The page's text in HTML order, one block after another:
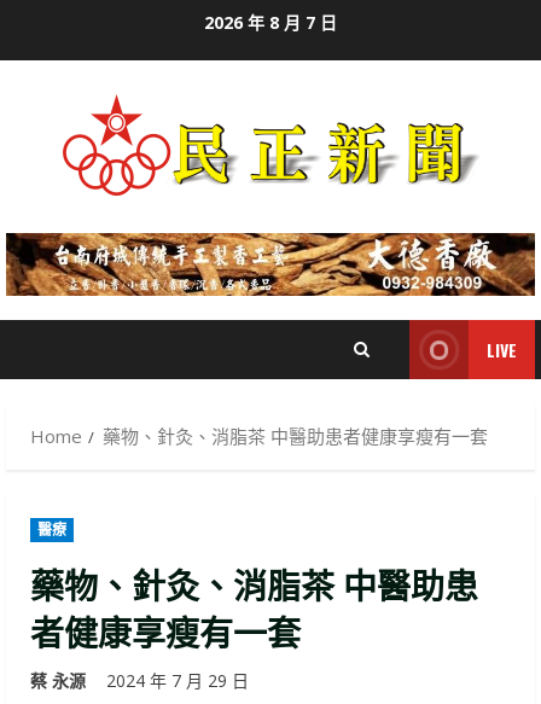
2026 年 8 月 7 日
LIVE
Home 藥物、針灸、消脂茶 中醫助患者健康享瘦有一套
醫療
藥物、針灸、消脂茶 中醫助患
者健康享瘦有一套
蔡 永源 2024 年 7 月 29 日